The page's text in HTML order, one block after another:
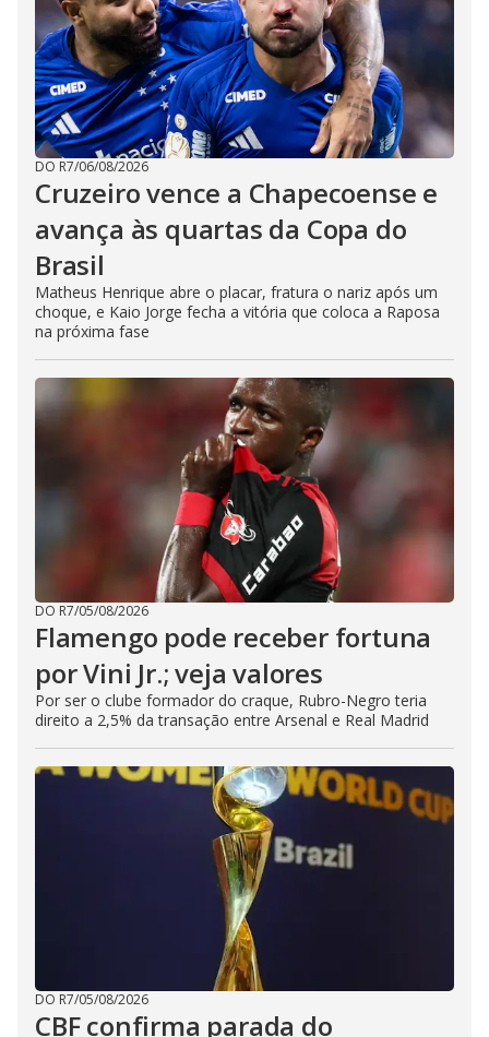
DO R7/06/08/2026
Cruzeiro vence a Chapecoense e
avança às quartas da Copa do
Brasil
Matheus Henrique abre o placar, fratura o nariz após um
choque, e Kaio Jorge fecha a vitória que coloca a Raposa
na próxima fase
DO R7/05/08/2026
Flamengo pode receber fortuna
por Vini Jr.; veja valores
Por ser o clube formador do craque, Rubro-Negro teria
direito a 2,5% da transação entre Arsenal e Real Madrid
DO R7/05/08/2026
CBF confirma parada do